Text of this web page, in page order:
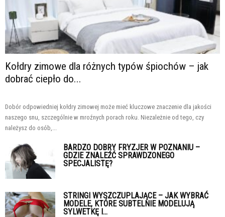
Kołdry zimowe dla różnych typów śpiochów – jak
dobrać ciepło do...
Dobór odpowiedniej kołdry zimowej może mieć kluczowe znaczenie dla jakości
naszego snu, szczególnie w mroźnych porach roku. Niezależnie od tego, czy
należysz do osób,...
BARDZO DOBRY FRYZJER W POZNANIU –
GDZIE ZNALEŹĆ SPRAWDZONEGO
SPECJALISTĘ?
STRINGI WYSZCZUPLAJĄCE – JAK WYBRAĆ
MODELE, KTÓRE SUBTELNIE MODELUJĄ
SYLWETKĘ I...